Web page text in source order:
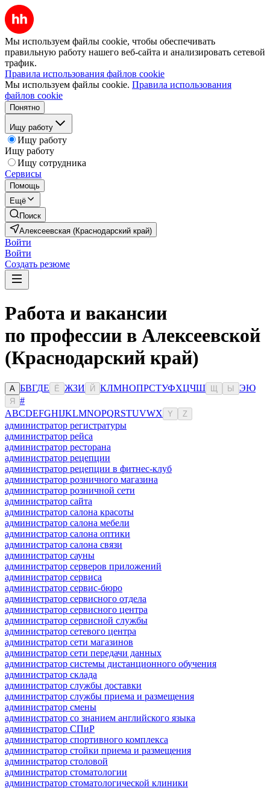
Мы используем файлы cookie, чтобы обеспечивать
правильную работу нашего веб-сайта и анализировать сетевой
трафик.
Правила использования файлов cookie
Мы используем файлы cookie. Правила использования
файлов cookie
Понятно
Ищу работу
Ищу работу
Ищу работу
Ищу сотрудника
Сервисы
Помощь
Ещё
Поиск
Алексеевская (Краснодарский край)
Войти
Войти
Создать резюме
Работа и вакансии
по профессии в Алексеевской
(Краснодарский край)
А БВГДЕ Ё ЖЗИ Й КЛМНОПРСТУФХЦЧШ Ы ЭЮ
Я
#
ABCDEFGHIJKLMNOPQRSTUVWX Y Z
администратор регистратуры
администратор рейса
администратор ресторана
администратор рецепции
администратор рецепции в фитнес-клуб
администратор розничного магазина
администратор розничной сети
администратор сайта
администратор салона красоты
администратор салона мебели
администратор салона оптики
администратор салона связи
администратор сауны
администратор серверов приложений
администратор сервиса
администратор сервис-бюро
администратор сервисного отдела
администратор сервисного центра
администратор сервисной службы
администратор сетевого центра
администратор сети магазинов
администратор сети передачи данных
администратор системы дистанционного обучения
администратор склада
администратор службы доставки
администратор службы приема и размещения
администратор смены
администратор со знанием английского языка
администратор СПиР
администратор спортивного комплекса
администратор стойки приема и размещения
администратор столовой
администратор стоматологии
администратор стоматологической клиники